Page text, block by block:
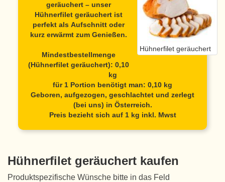
Hühnerfilet geräuchert
geräuchert – unser
Hühnerfilet geräuchert ist
perfekt als Aufschnitt oder
kurz erwärmt zum Genießen.
Mindestbestellmenge
(Hühnerfilet geräuchert): 0,10
kg
für 1 Portion benötigt man: 0,10 kg
Geboren, aufgezogen, geschlachtet und zerlegt
(bei uns) in Österreich.
Preis bezieht sich auf 1 kg inkl. Mwst
Hühnerfilet geräuchert kaufen
Produktspezifische Wünsche bitte in das Feld